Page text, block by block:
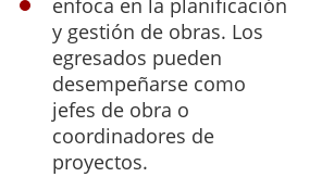
enfoca en la planificación
y gestión de obras. Los
egresados pueden
desempeñarse como
jefes de obra o
coordinadores de
proyectos.